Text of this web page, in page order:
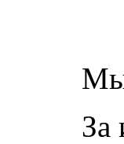
Мы
За